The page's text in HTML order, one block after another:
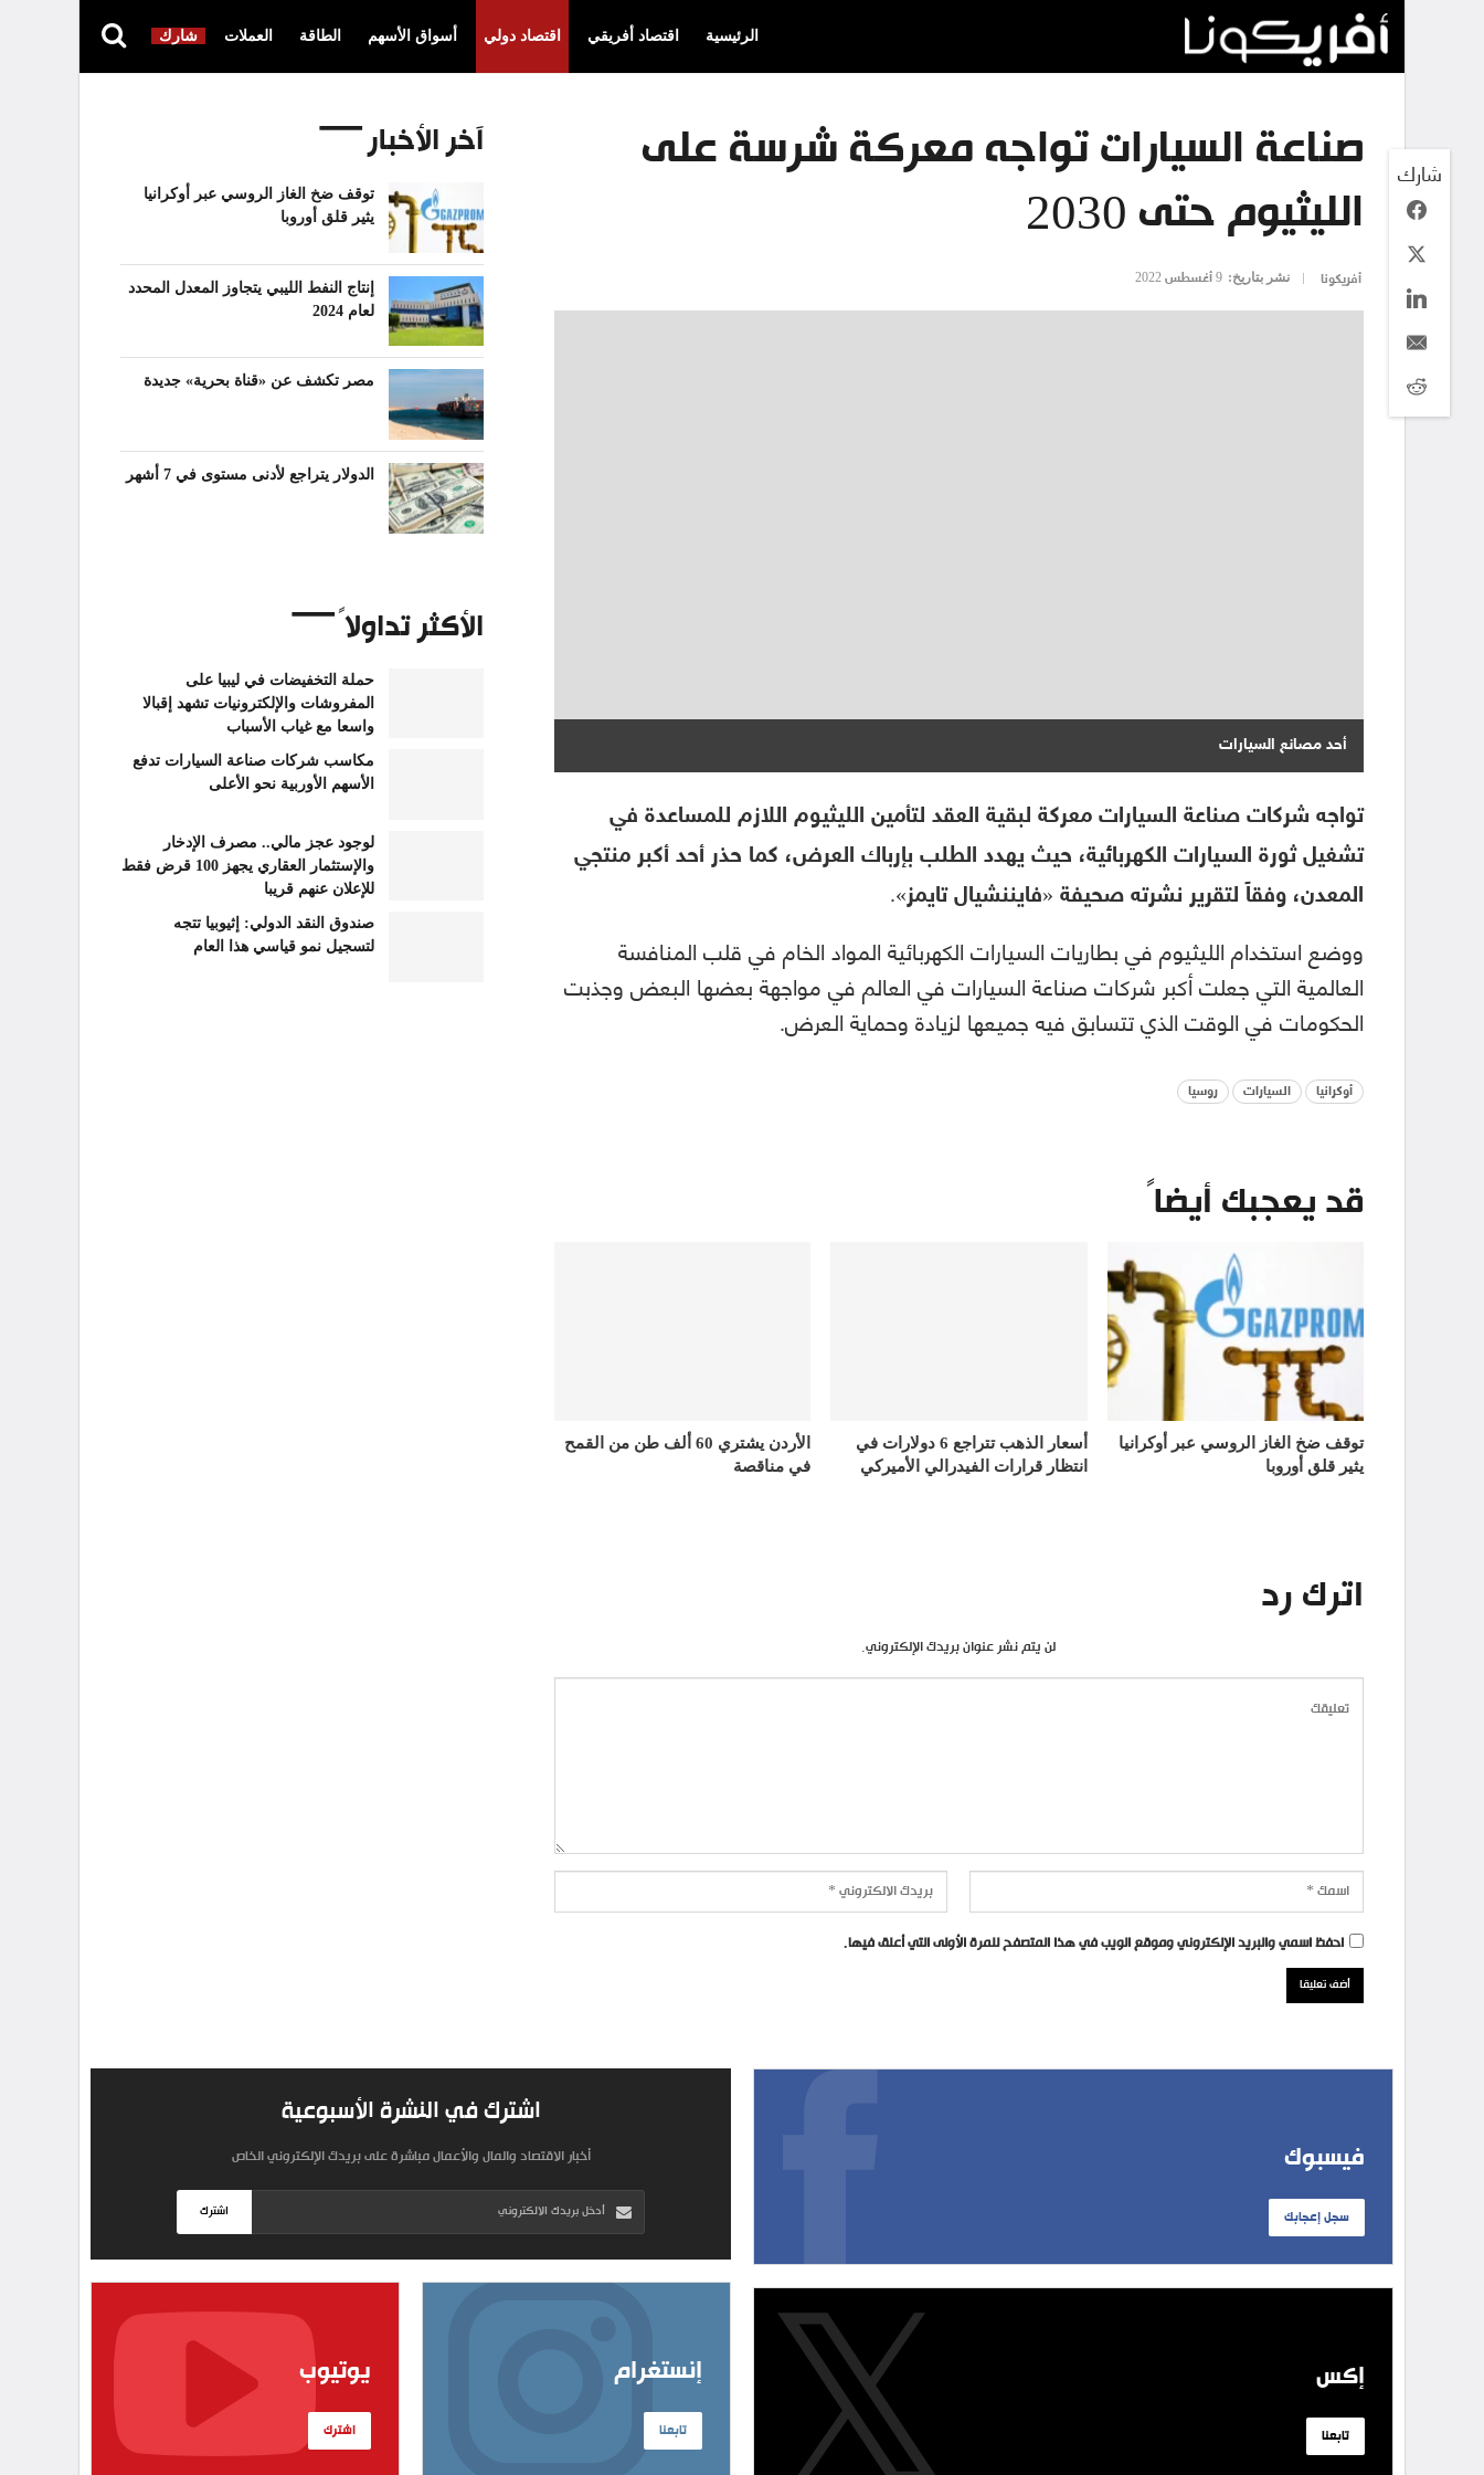
الرئيسية اقتصاد أفريقي اقتصاد دولي أسواق الأسهم الطاقة العملات شارك
صناعة السيارات تواجه معركة شرسة على
الليثيوم حتى 2030
أفريكونا نشر بتاريخ: 9 أغسطس 2022
أحد مصانع السيارات
شارك
تواجه شركات صناعة السيارات معركة لبقية العقد لتأمين الليثيوم اللازم للمساعدة في
تشغيل ثورة السيارات الكهربائية، حيث يهدد الطلب بإرباك العرض، كما حذر أحد أكبر منتجي
المعدن، وفقاً لتقرير نشرته صحيفة «فايننشيال تايمز».
ووضع استخدام الليثيوم في بطاريات السيارات الكهربائية المواد الخام في قلب المنافسة
العالمية التي جعلت أكبر شركات صناعة السيارات في العالم في مواجهة بعضها البعض وجذبت
الحكومات في الوقت الذي تتسابق فيه جميعها لزيادة وحماية العرض.
أوكرانيا السيارات روسيا
قد يعجبك أيضاً
توقف ضخ الغاز الروسي عبر أوكرانيا
يثير قلق أوروبا
أسعار الذهب تتراجع 6 دولارات في
انتظار قرارات الفيدرالي الأميركي
الأردن يشتري 60 ألف طن من القمح
في مناقصة
اترك رد
لن يتم نشر عنوان بريدك الإلكتروني.
احفظ اسمي والبريد الإلكتروني وموقع الويب في هذا المتصفح للمرة الأولى التي أعلق فيها.
آخر الأخبار
توقف ضخ الغاز الروسي عبر أوكرانيا
يثير قلق أوروبا
إنتاج النفط الليبي يتجاوز المعدل المحدد
لعام 2024
مصر تكشف عن «قناة بحرية» جديدة
الدولار يتراجع لأدنى مستوى في 7 أشهر
الأكثر تداولاً
حملة التخفيضات في ليبيا على
المفروشات والإلكترونيات تشهد إقبالا
واسعا مع غياب الأسباب
مكاسب شركات صناعة السيارات تدفع
الأسهم الأوربية نحو الأعلى
لوجود عجز مالي.. مصرف الإدخار
والإستثمار العقاري يجهز 100 قرض فقط
للإعلان عنهم قريبا
صندوق النقد الدولي: إثيوبيا تتجه
لتسجيل نمو قياسي هذا العام
فيسبوك
سجل إعجابك
إكس
تابعنا
اشترك في النشرة الأسبوعية
أخبار الاقتصاد والمال والأعمال مباشرة على بريدك الإلكتروني الخاص
اشترك
إنستغرام
تابعنا
يوتيوب
اشترك